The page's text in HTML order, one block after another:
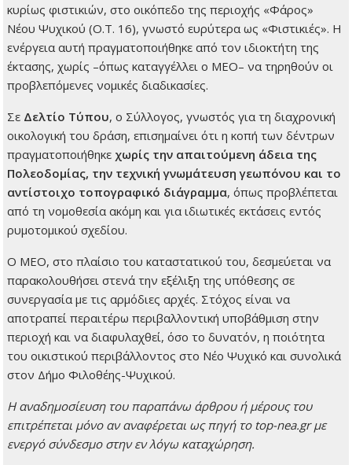
κυρίως φιστικιών, στο οικόπεδο της περιοχής «Φάρος»
Νέου Ψυχικού (Ο.Τ. 16), γνωστό ευρύτερα ως «Φιστικιές». Η
ενέργεια αυτή πραγματοποιήθηκε από τον ιδιοκτήτη της
έκτασης, χωρίς –όπως καταγγέλλει ο ΜΕΟ– να τηρηθούν οι
προβλεπόμενες νομικές διαδικασίες.
Σε Δελτίο Τύπου, ο Σύλλογος, γνωστός για τη διαχρονική
οικολογική του δράση, επισημαίνει ότι η κοπή των δέντρων
πραγματοποιήθηκε χωρίς την απαιτούμενη άδεια της
Πολεοδομίας, την τεχνική γνωμάτευση γεωπόνου και το
αντίστοιχο τοπογραφικό διάγραμμα, όπως προβλέπεται
από τη νομοθεσία ακόμη και για ιδιωτικές εκτάσεις εντός
ρυμοτομικού σχεδίου.
Ο ΜΕΟ, στο πλαίσιο του καταστατικού του, δεσμεύεται να
παρακολουθήσει στενά την εξέλιξη της υπόθεσης σε
συνεργασία με τις αρμόδιες αρχές. Στόχος είναι να
αποτραπεί περαιτέρω περιβαλλοντική υποβάθμιση στην
περιοχή και να διαφυλαχθεί, όσο το δυνατόν, η ποιότητα
του οικιστικού περιβάλλοντος στο Νέο Ψυχικό και συνολικά
στον Δήμο Φιλοθέης-Ψυχικού.
H αναδημοσίευση του παραπάνω άρθρου ή μέρους του
επιτρέπεται μόνο αν αναφέρεται ως πηγή το top-nea.gr με
ενεργό σύνδεσμο στην εν λόγω καταχώρηση.